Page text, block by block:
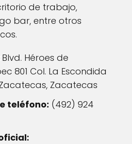
de trabajo,
bar, entre otros
Blvd. Héroes de
801 Col. La Escondida
Zacatecas, Zacatecas
teléfono: (492) 924